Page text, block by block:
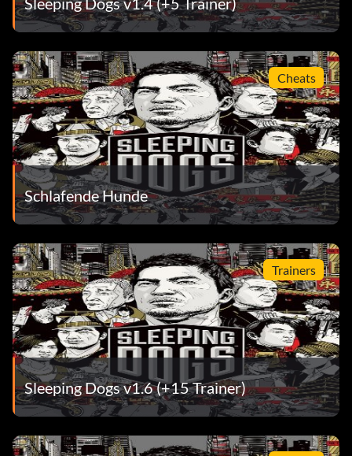
Cheats
Schlafende Hunde
Trainers
Sleeping Dogs v1.6 (+15 Trainer)